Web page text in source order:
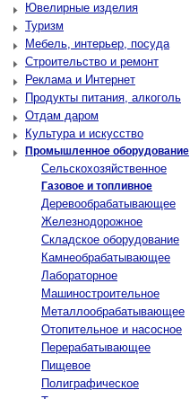
Ювелирные изделия
Туризм
Мебель, интерьер, посуда
Строительство и ремонт
Реклама и Интернет
Продукты питания, алкоголь
Отдам даром
Культура и искусство
Промышленное оборудование
Сельскохозяйственное
Газовое и топливное
Деревообрабатывающее
Железнодорожное
Складское оборудование
Камнеобрабатывающее
Лабораторное
Машиностроительное
Металлообрабатывающее
Отопительное и насосное
Перерабатывающее
Пищевое
Полиграфическое